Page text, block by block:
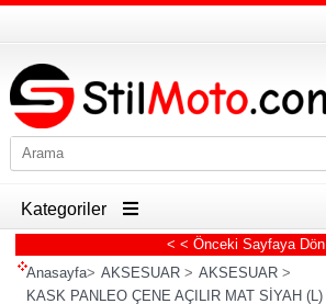
Kategoriler
Anasayfa> AKSESUAR> AKSESUAR>
KASK PANLEO ÇENE AÇILIR MAT SİYAH (L)
< < Önceki Sayfaya Dön